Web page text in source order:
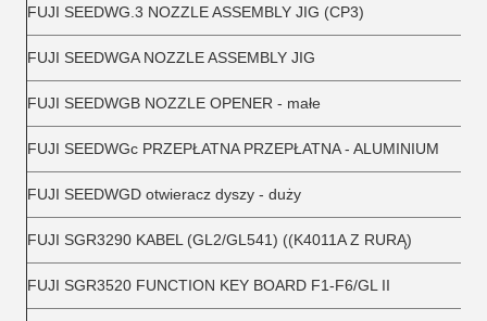
FUJI SEEDWG.3 NOZZLE ASSEMBLY JIG (CP3)
FUJI SEEDWGA NOZZLE ASSEMBLY JIG
FUJI SEEDWGB NOZZLE OPENER - małe
FUJI SEEDWGc PRZEPŁATNA PRZEPŁATNA - ALUMINIUM
FUJI SEEDWGD otwieracz dyszy - duży
FUJI SGR3290 KABEL (GL2/GL541) ((K4011A Z RURĄ)
FUJI SGR3520 FUNCTION KEY BOARD F1-F6/GL II